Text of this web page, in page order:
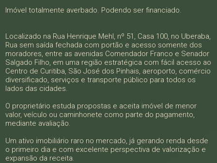
Imóvel totalmente averbado. Podendo ser financiado.
Localizado na Rua Henrique Mehl, nº 51, Casa 100, no Uberaba,
Rua sem saída fechada com portão e acesso somente dos
moradores, entre as avenidas Comendador Franco e Senador
Salgado Filho, em uma região estratégica com fácil acesso ao
Centro de Curitiba, São José dos Pinhais, aeroporto, comércio
diversificado, serviços e transporte público para todos os
lados das cidades.
O proprietário estuda propostas e aceita imóvel de menor
valor, veículo ou caminhonete como parte do pagamento,
mediante avaliação.
Um ativo imobiliário raro no mercado, já gerando renda desde
o primeiro dia e com excelente perspectiva de valorização e
expansão da receita.